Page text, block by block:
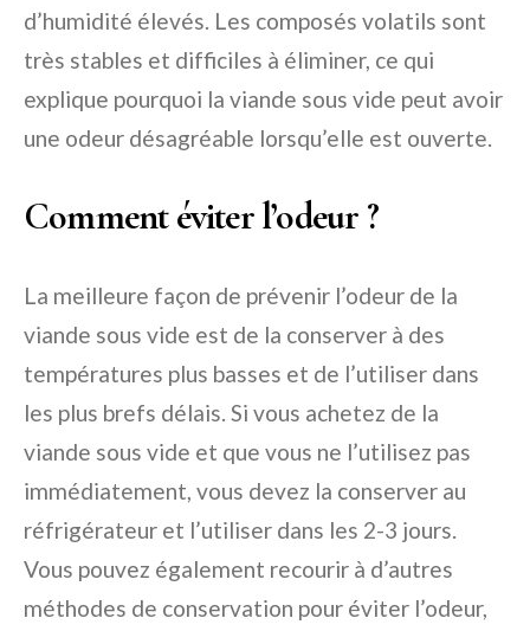
d’humidité élevés. Les composés volatils sont
très stables et difficiles à éliminer, ce qui
explique pourquoi la viande sous vide peut avoir
une odeur désagréable lorsqu’elle est ouverte.
Comment éviter l’odeur ?
La meilleure façon de prévenir l’odeur de la
viande sous vide est de la conserver à des
températures plus basses et de l’utiliser dans
les plus brefs délais. Si vous achetez de la
viande sous vide et que vous ne l’utilisez pas
immédiatement, vous devez la conserver au
réfrigérateur et l’utiliser dans les 2-3 jours.
Vous pouvez également recourir à d’autres
méthodes de conservation pour éviter l’odeur,